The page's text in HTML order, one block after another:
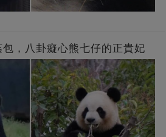
，八卦癡心熊七仔的正貴妃